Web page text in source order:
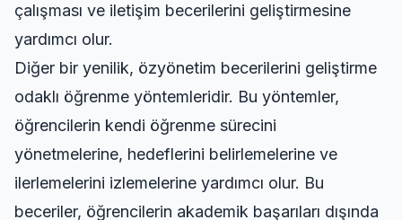
çalışması ve iletişim becerilerini geliştirmesine
yardımcı olur.
Diğer bir yenilik, özyönetim becerilerini geliştirme
odaklı öğrenme yöntemleridir. Bu yöntemler,
öğrencilerin kendi öğrenme sürecini
yönetmelerine, hedeflerini belirlemelerine ve
ilerlemelerini izlemelerine yardımcı olur. Bu
beceriler, öğrencilerin akademik başarıları dışında